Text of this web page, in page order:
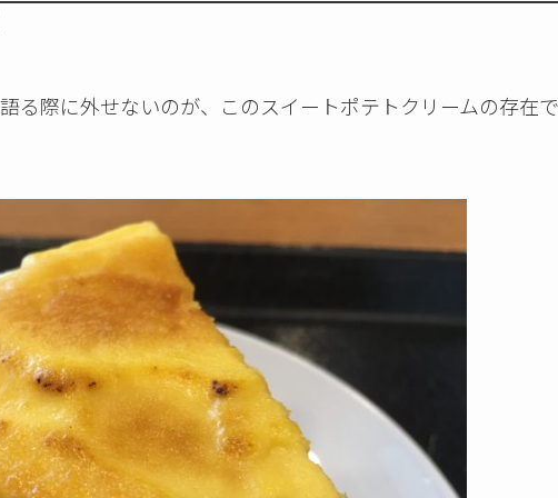
る際に外せないのが、このスイートポテトクリームの存在で